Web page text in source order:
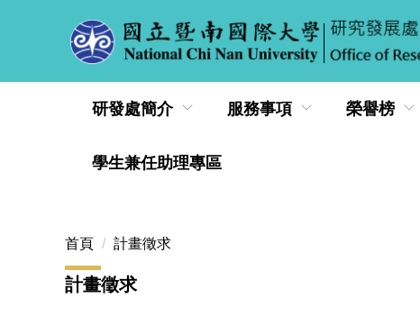
要
研發處簡介 服務事項 榮譽榜
學生兼任助理專區
首頁 計畫徵求
計畫徵求